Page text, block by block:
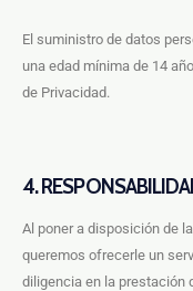
El suministro de datos
una edad mínima de 14
de Privacidad.
4.
Al poner a disposición de
queremos ofrecerle un
diligencia en la prestación